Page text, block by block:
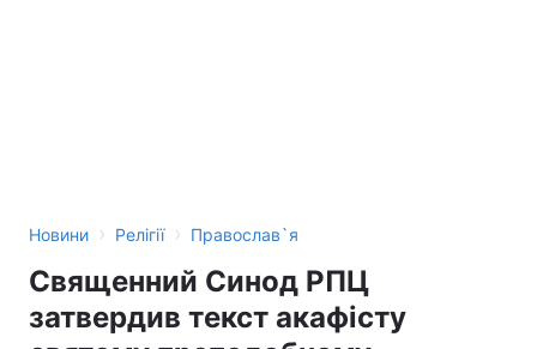
Новини › Релігії › Православ`я
Священний Синод РПЦ
затвердив текст акафісту